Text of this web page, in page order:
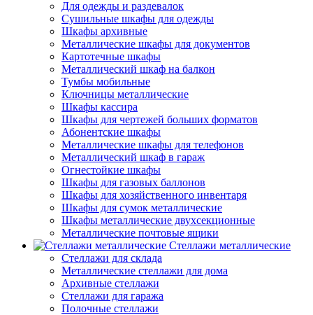
Для одежды и раздевалок
Сушильные шкафы для одежды
Шкафы архивные
Металлические шкафы для документов
Картотечные шкафы
Металлический шкаф на балкон
Тумбы мобильные
Ключницы металлические
Шкафы кассира
Шкафы для чертежей больших форматов
Абонентские шкафы
Металлические шкафы для телефонов
Металлический шкаф в гараж
Огнестойкие шкафы
Шкафы для газовых баллонов
Шкафы для хозяйственного инвентаря
Шкафы для сумок металлические
Шкафы металлические двухсекционные
Металлические почтовые ящики
Стеллажи металлические
Стеллажи для склада
Металлические стеллажи для дома
Архивные стеллажи
Стеллажи для гаража
Полочные стеллажи